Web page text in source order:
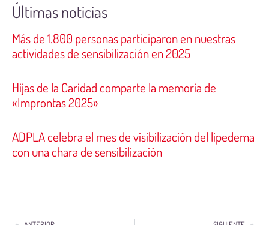
Últimas noticias
Más de 1.800 personas participaron en nuestras
actividades de sensibilización en 2025
Hijas de la Caridad comparte la memoria de
«Improntas 2025»
ADPLA celebra el mes de visibilización del lipedema
con una chara de sensibilización